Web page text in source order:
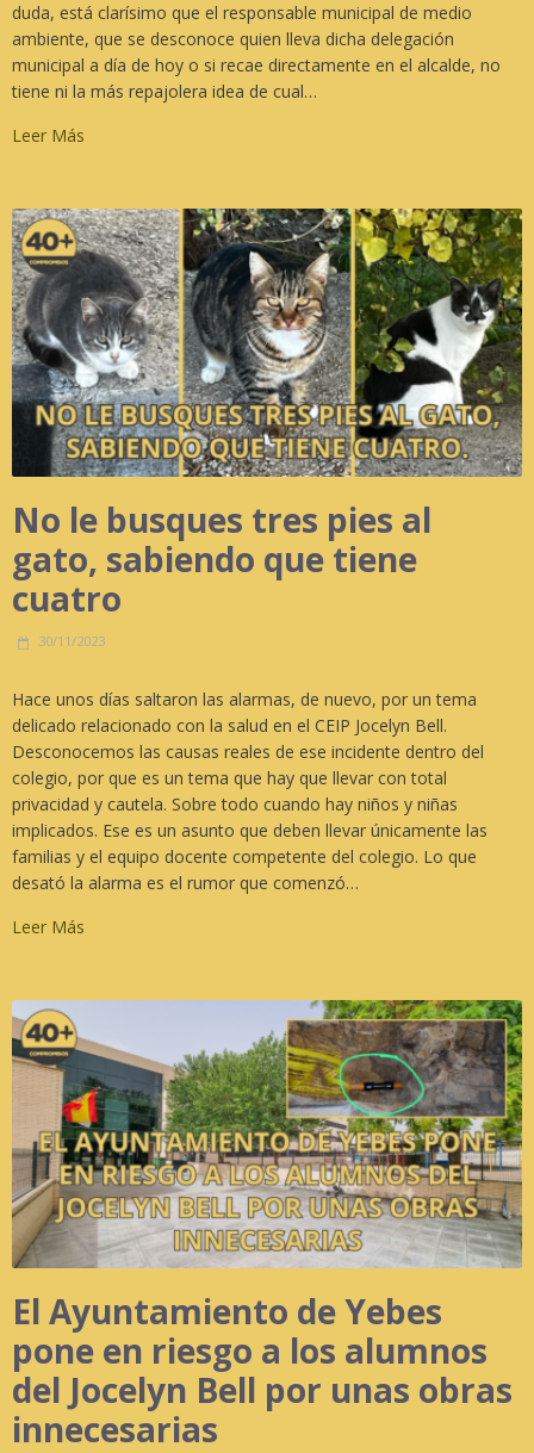
duda, está clarísimo que el responsable municipal de medio
ambiente, que se desconoce quien lleva dicha delegación
municipal a día de hoy o si recae directamente en el alcalde, no
tiene ni la más repajolera idea de cual…
Leer Más
No le busques tres pies al
gato, sabiendo que tiene
cuatro
30/11/2023
Hace unos días saltaron las alarmas, de nuevo, por un tema
delicado relacionado con la salud en el CEIP Jocelyn Bell.
Desconocemos las causas reales de ese incidente dentro del
colegio, por que es un tema que hay que llevar con total
privacidad y cautela. Sobre todo cuando hay niños y niñas
implicados. Ese es un asunto que deben llevar únicamente las
familias y el equipo docente competente del colegio. Lo que
desató la alarma es el rumor que comenzó…
Leer Más
El Ayuntamiento de Yebes
pone en riesgo a los alumnos
del Jocelyn Bell por unas obras
innecesarias